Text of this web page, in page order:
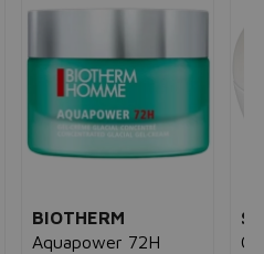
BIOTHERM
Aquapower 72H